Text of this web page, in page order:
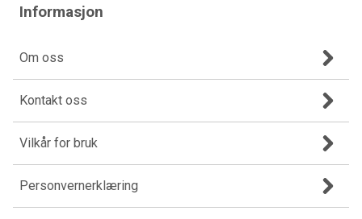
Informasjon
Om oss
Kontakt oss
Vilkår for bruk
Personvernerklæring